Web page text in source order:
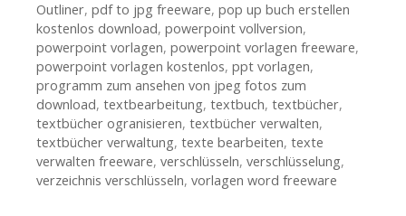
Outliner, pdf to jpg freeware, pop up buch erstellen
kostenlos download, powerpoint vollversion,
powerpoint vorlagen, powerpoint vorlagen freeware,
powerpoint vorlagen kostenlos, ppt vorlagen,
programm zum ansehen von jpeg fotos zum
download, textbearbeitung, textbuch, textbücher,
textbücher ogranisieren, textbücher verwalten,
textbücher verwaltung, texte bearbeiten, texte
verwalten freeware, verschlüsseln, verschlüsselung,
verzeichnis verschlüsseln, vorlagen word freeware